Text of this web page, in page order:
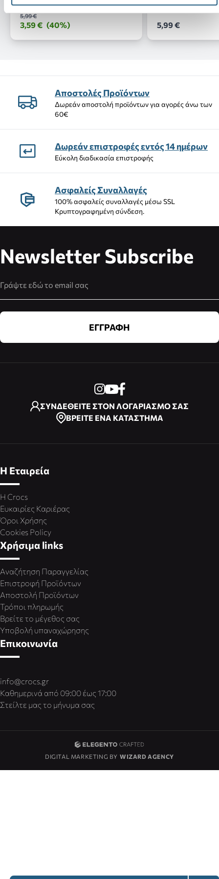
5,99 €
3,59 € (40%) 5,99 €
Αποστολές Προϊόντων
Δωρεάν αποστολή προϊόντων για αγορές άνω των
60€
Δωρεάν επιστροφές εντός 14 ημέρων
Εύκολη διαδικασία επιστροφής
Ασφαλείς Συναλλαγές
100% ασφαλείς συναλλαγές μέσω SSL
Κρυπτογραφημένη σύνδεση.
Newsletter Subscribe
ΕΓΓΡΑΦΗ
ΣΥΝΔΕΘΕΙΤΕ ΣΤΟΝ ΛΟΓΑΡΙΑΣΜΟ ΣΑΣ
ΒΡΕΙΤΕ ΕΝΑ ΚΑΤΑΣΤΗΜΑ
Η Εταιρεία
Η Crocs
Ευκαιρίες Καριέρας
Όροι Χρήσης
Cookies Policy
Χρήσιμα links
Αναζήτηση Παραγγελίας
Επιστροφή Προϊόντων
Αποστολή Προϊόντων
Τρόποι πληρωμής
Βρείτε το μέγεθος σας
Υποβολή υπαναχώρησης
Επικοινωνία
info@crocs.gr
Καθημερινά από 09:00 έως 17:00
Στείλτε μας το μήνυμα σας
DIGITAL MARKETING BY WIZARD AGENCY